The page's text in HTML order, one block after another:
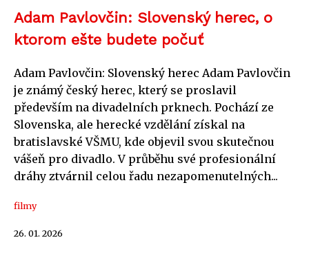
Adam Pavlovčin: Slovenský herec, o
ktorom ešte budete počuť
Adam Pavlovčin: Slovenský herec Adam Pavlovčin
je známý český herec, který se proslavil
především na divadelních prknech. Pochází ze
Slovenska, ale herecké vzdělání získal na
bratislavské VŠMU, kde objevil svou skutečnou
vášeň pro divadlo. V průběhu své profesionální
dráhy ztvárnil celou řadu nezapomenutelných...
filmy
26. 01. 2026